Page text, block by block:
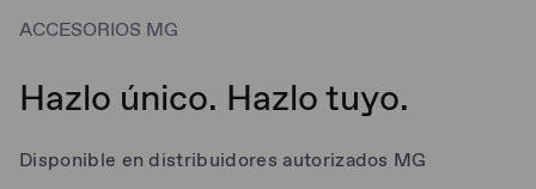
ACCESORIOS MG
Hazlo único. Hazlo tuyo.
Disponible en distribuidores autorizados MG